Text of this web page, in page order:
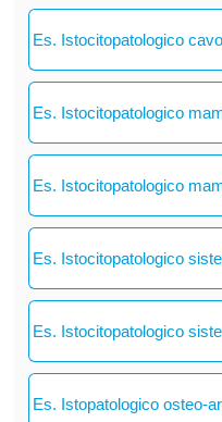
Es. Istocitopatologico
Es. Istocitopatologico
Es. Istocitopatologico
Es. Istocitopatologico
Es. Istocitopatologico
Es. Istopatologico osteo-